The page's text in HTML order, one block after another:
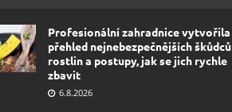
Profesionální zahradnice vytvořila
přehled nejnebezpečnějších škůdců
rostlin a postupy, jak se jich rychle
zbavit
6.8.2026